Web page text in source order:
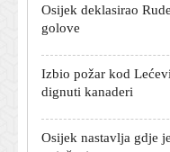
golove
Izbio požar kod
dignuti kanaderi
Osijek nastavlja gdje
pojačanja